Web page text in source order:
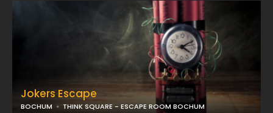
Jokers Escape
BOCHUM THINK SQUARE - ESCAPE ROOM BOCHUM